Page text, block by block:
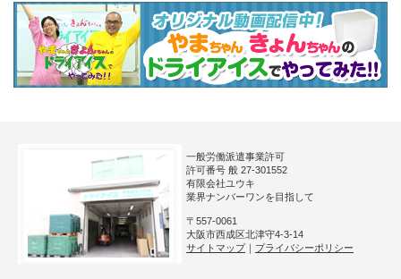
一般労働派遣事業許可
許可番号 般 27-301552
有限会社ユウキ
業界ナンバーワンを目指して
〒557-0061
大阪市西成区北津守4-3-14
サイトマップ
プライバシーポリシー